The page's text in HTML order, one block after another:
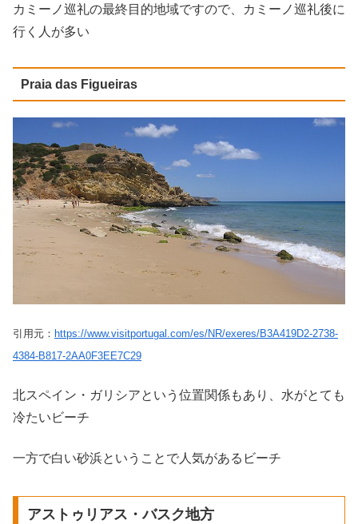
カミーノ巡礼の最終目的地域ですので、カミーノ巡礼後に
行く人が多い
Praia das Figueiras
引用元： https://www.visitportugal.com/es/NR/exeres/B3A419D2-2738-
4384-B817-2AA0F3EE7C29
北スペイン・ガリシアという位置関係もあり、水がとても
冷たいビーチ
一方で白い砂浜ということで人気があるビーチ
アストゥリアス・バスク地方